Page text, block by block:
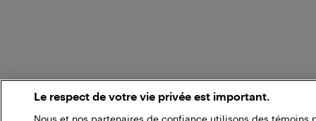
Le respect de votre vie privée est important.
Nous et nos partenaires de confiance utilisons des